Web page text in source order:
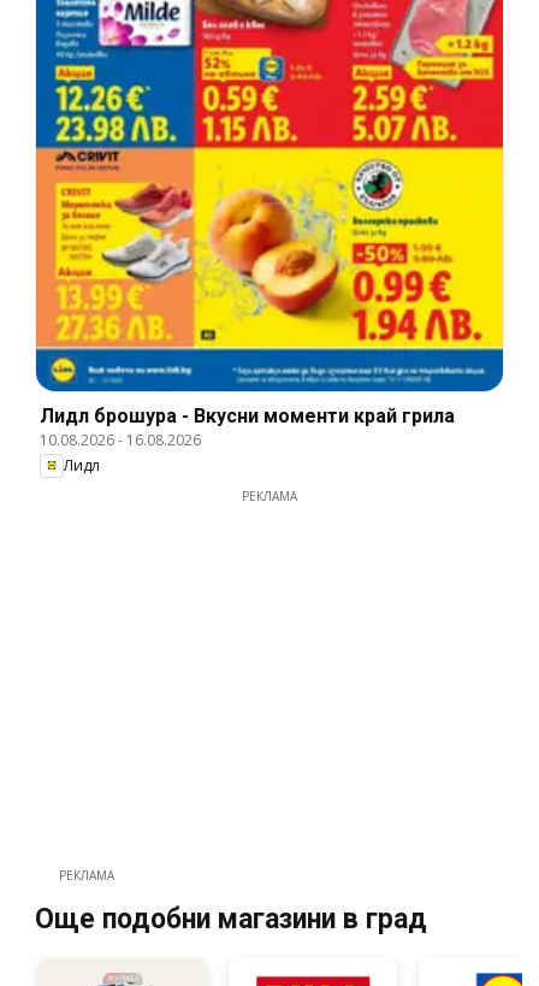
Лидл брошура - Вкусни моменти край грила
10.08.2026- 16.08.2026
Лидл
РЕКЛАМА
РЕКЛАМА
Още подобни магазини в град